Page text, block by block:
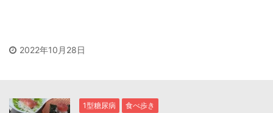
2022年10月28日
1型糖尿病 食べ歩き